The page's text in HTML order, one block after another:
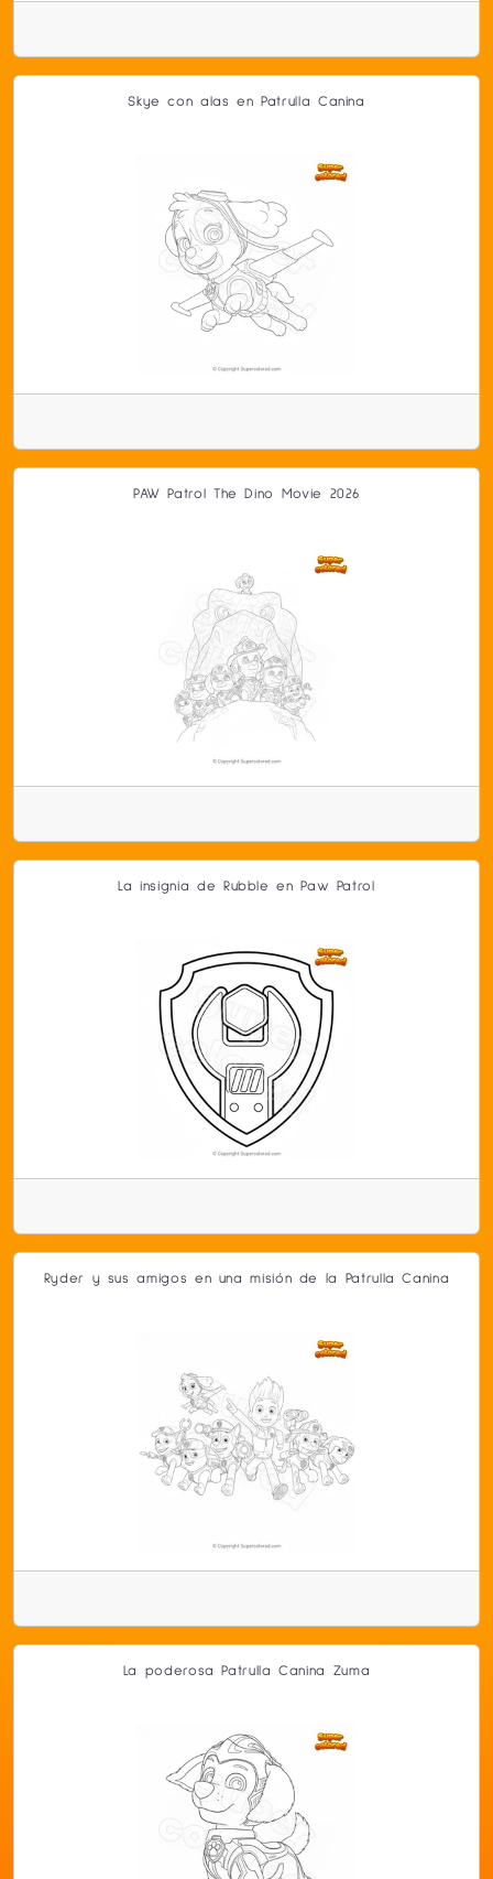
Skye con alas en Patrulla Canina
PAW Patrol The Dino Movie 2026
La insignia de Rubble en Paw Patrol
Ryder y sus amigos en una misión de la Patrulla Canina
La poderosa Patrulla Canina Zuma